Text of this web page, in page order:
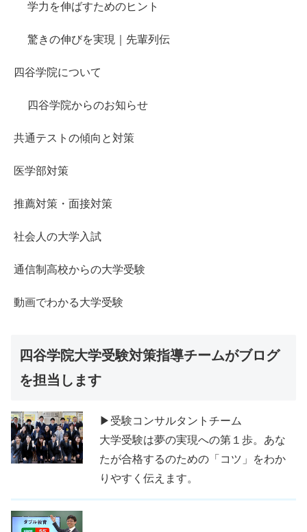
学力を伸ばすためのヒント
驚きの伸びを実現｜先輩列伝
四谷学院について
四谷学院からのお知らせ
共通テストの傾向と対策
医学部対策
推薦対策・面接対策
社会人の大学入試
通信制高校からの大学受験
動画でわかる大学受験
四谷学院大学受験対策指導チームがブログ
を担当します
▶受験コンサルタントチーム
大学受験は夢の実現への第１歩。あな
たが合格するのための「コツ」をわか
りやすく伝えます。